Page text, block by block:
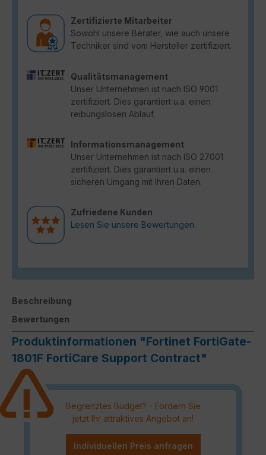
Zertifizierte Mitarbeiter
Sowohl unsere Berater, wie auch unsere
Techniker sind vom Hersteller zertifiziert.
Qualitätsmanagement
Unser Unternehmen ist nach ISO 9001
zertifiziert. Dies garantiert u.a. einen
reibungslosen Ablauf.
Informationsmanagement
Unser Unternehmen ist nach ISO 27001
zertifiziert. Dies garantiert u.a. einen
sicheren Umgang mit Ihren Daten.
Zufriedene Kunden
Lesen Sie unsere Bewertungen.
Beschreibung
Bewertungen
Produktinformationen "Fortinet FortiGate-
1801F FortiCare Support Contract"
Begrenztes Budget? - Fordern Sie
jetzt Ihr attraktives Angebot an!
Individuellen Preis anfragen